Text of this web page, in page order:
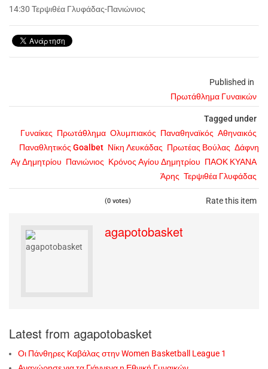
Published in
Πρωτάθλημα Γυναικών
Tagged under
Γυναίκες Πρωτάθλημα Ολυμπιακός Παναθηναϊκός Αθηναικός
Παναθλητικός Goalbet Νίκη Λευκάδας Πρωτέας Βούλας Δάφνη
Αγ Δημητρίου Πανιώνιος Κρόνος Αγίου Δημητρίου ΠΑΟΚ ΚΥΑΝΑ
Άρης Τερψιθέα Γλυφάδας
Rate this item
(0 votes)
14:30 Τερψιθέα Γλυφάδας-Πανιώνιος
agapotobasket
Latest from agapotobasket
Οι Πάνθηρες Καβάλας στην Women Basketball League 1